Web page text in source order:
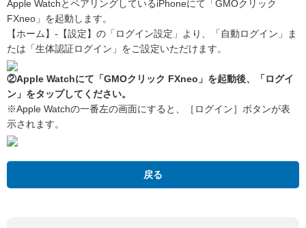
Apple WatchとペアリングしているiPhoneにて「GMOクリック
FXneo」を起動します。
【ホーム】-【設定】の「ログイン設定」より、「自動ログイン」ま
たは「生体認証ログイン」をご設定いただけます。
②Apple Watchにて「GMOクリック FXneo」を起動後、「ログイ
ン」をタップしてください。
※Apple Watchの一番左の画面にすると、［ログイン］ボタンが表
示されます。
戻る